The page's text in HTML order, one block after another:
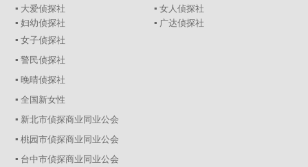
▪ 大爱侦探社
▪ 女人侦探社
▪ 妇幼侦探社
▪ 广达侦探社
▪ 女子侦探社
▪ 警民侦探社
▪ 晚晴侦探社
▪ 全国新女性
▪ 新北市侦探商业同业公会
▪ 桃园市侦探商业同业公会
▪ 台中市侦探商业同业公会